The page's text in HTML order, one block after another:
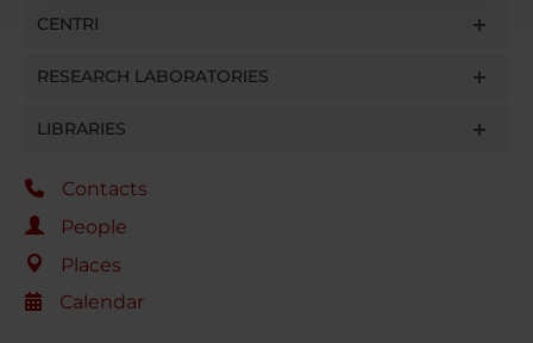
raccolto dal tuo utilizzo dei loro servizi.
CENTRI
RESEARCH LABORATORIES
LIBRARIES
Contacts
People
Places
Calendar